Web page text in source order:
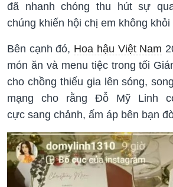
đã nhanh chóng thu hút sự
chúng khiến hội chị em không khỏi
Bên cạnh đó, Hoa hậu Việt Nam
món ăn và menu tiệc trong tối
cho chồng thiếu gia lên sóng,
mạng cho rằng Đỗ Mỹ Linh
cực sang chảnh, ấm áp bên bạn